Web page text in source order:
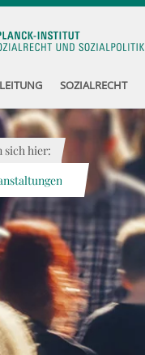
SOZIALRECHT
sich hier: